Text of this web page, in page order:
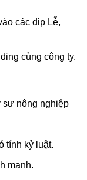
các dịp Lễ,
cùng công ty.
sư nông nghiệp
tính kỷ luật.
mạnh.